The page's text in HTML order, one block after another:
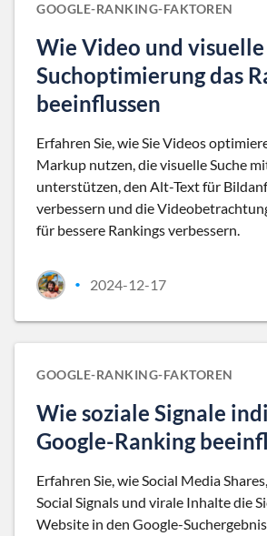
GOOGLE-RANKING-FAKTOREN
Wie Video und visuelle
Suchoptimierung das
beeinflussen
Erfahren Sie, wie Sie Videos
Markup nutzen, die visuelle Suche
unterstützen, den Alt-Text für
verbessern und die
für bessere Rankings verbessern.
• 2024-12-17
GOOGLE-RANKING-FAKTOREN
Wie soziale Signale
Google-Ranking
Erfahren Sie, wie Social Media
Social Signals und virale Inhalte die
Website in den Google-